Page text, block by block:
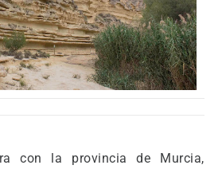
con la provincia de Murcia,